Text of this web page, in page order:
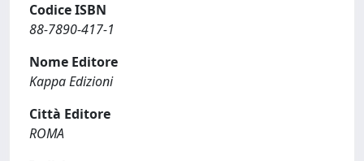
Codice ISBN
88-7890-417-1
Nome Editore
Kappa Edizioni
Città Editore
ROMA